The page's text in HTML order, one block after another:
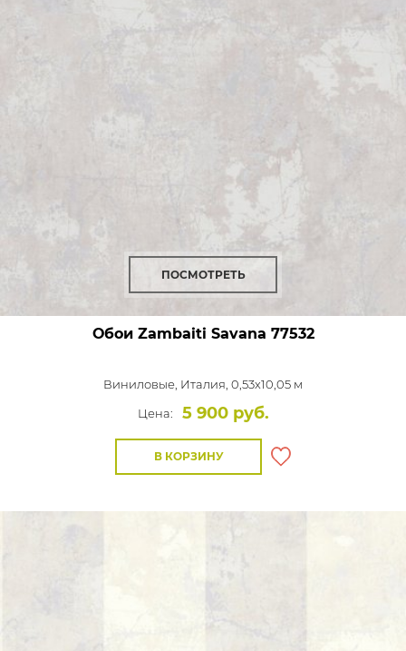
ПОСМОТРЕТЬ
Обои Zambaiti Savana 77532
Виниловые, Италия, 0,53x10,05 м
Цена:
5 900 руб.
В КОРЗИНУ